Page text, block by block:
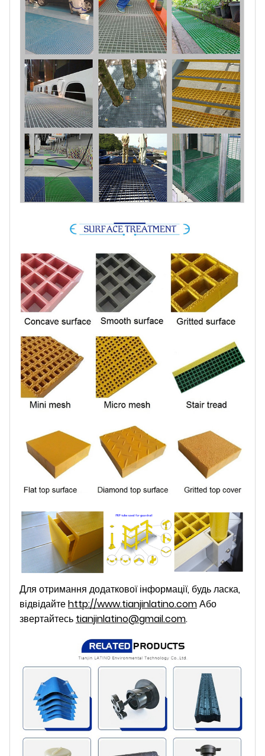
Для отримання додаткової інформації, будь ласка,
відвідайтеhttp://www.tianjinlatino.comАбо
звертайтесь tianjinlatino@gmail.com.